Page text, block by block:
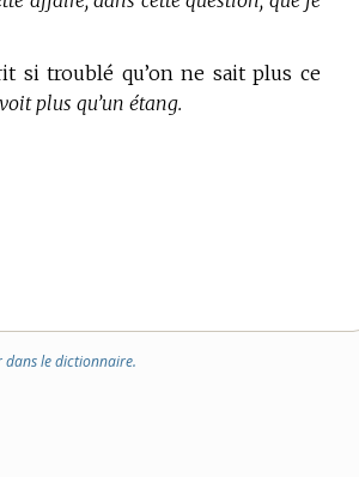
si troublé qu’on ne sait plus ce
plus qu’un étang.
dans le dictionnaire.